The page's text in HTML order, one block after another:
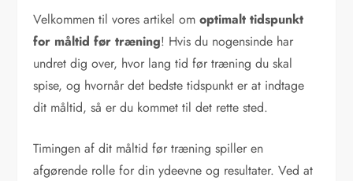
Velkommen til vores artikel omoptimalt tidspunkt
for måltid før træning! Hvis du nogensinde har
undret dig over, hvor lang tid før træning du skal
spise, og hvornår det bedste tidspunkt er at indtage
dit måltid, så er du kommet til det rette sted.
Timingen af dit måltid før træning spiller en
afgørende rolle for din ydeevne og resultater. Ved at